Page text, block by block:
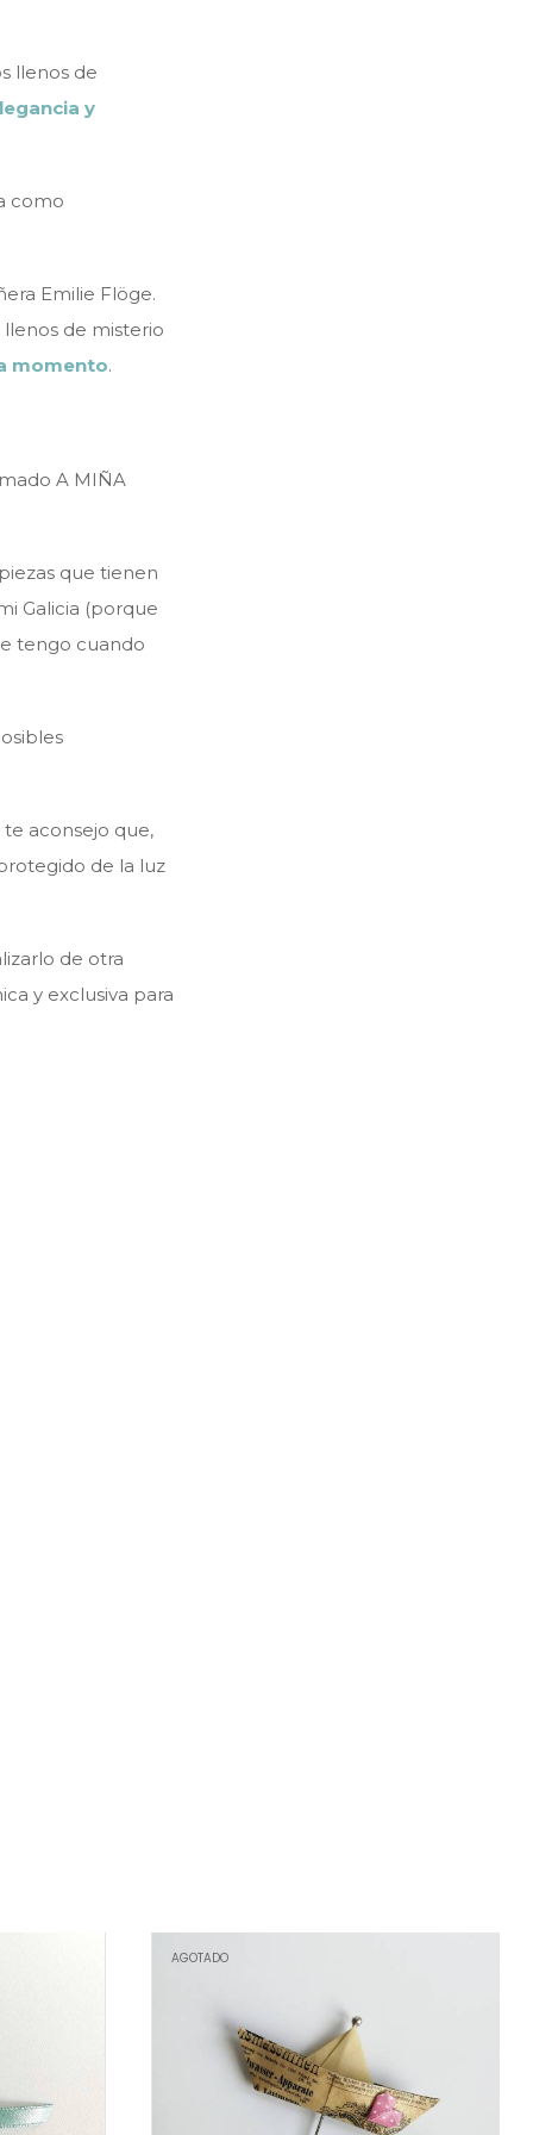
llenos de
y
como
Emilie Flöge.
de misterio
momento.
A MIÑA
que tienen
Galicia (porque
tengo cuando
aconsejo que,
de la luz
de otra
y exclusiva para
AGOTADO